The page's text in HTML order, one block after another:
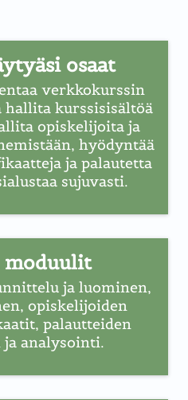
osaat
verkkokurssin
hallita kurssisisältöä
opiskelijoita ja
hyödyntää
ja palautetta
sujuvasti.
moduulit
ja luominen,
opiskelijoiden
palautteiden
analysointi.